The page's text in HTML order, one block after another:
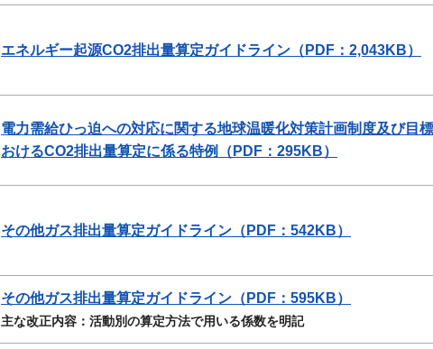
エネルギー起源CO2排出量算定ガイドライン（PDF：2,043KB）
電力需給ひっ迫への対応に関する地球温暖化対策計画制度及び目
おけるCO2排出量算定に係る特例（PDF：295KB）
その他ガス排出量算定ガイドライン（PDF：542KB）
その他ガス排出量算定ガイドライン（PDF：595KB）
主な改正内容：活動別の算定方法で用いる係数を明記